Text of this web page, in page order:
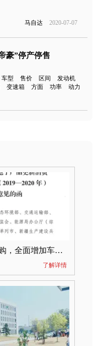
马自达 2020-07-07
豪”停产停售
车型 售价 区间
发动机
变速箱 方面 功率
动力
重磅！发改委拟放开汽车限购，全面增加车牌指标
了解详情